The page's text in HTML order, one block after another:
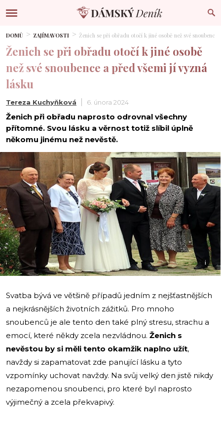
DOMŮ ZAJÍMAVOSTI Ženich se při obřadu otočí k jiné osobě než své
Ženich se při obřadu otočí k jiné osobě
než své snoubence a před všemi jí vyzná
lásku
Tereza Kuchyňková 6. února 2024
Ženich při obřadu naprosto odrovnal všechny
přítomné. Svou lásku a věrnost totiž slíbil úplně
někomu jinému než nevěstě.
i
Svatba bývá ve většině případů jedním z nejšťastnějších
a nejkrásnějších životních zážitků. Pro mnoho
snoubenců je ale tento den také plný stresu, strachu a
emocí, které někdy zcela nezvládnou. Ženich s
nevěstou by si měli tento okamžik naplno užít,
navždy si zapamatovat zde panující lásku a tyto
vzpomínky uchovat navždy. Na svůj velký den jistě nikdy
nezapomenou snoubenci, pro které byl naprosto
výjimečný a zcela překvapivý.